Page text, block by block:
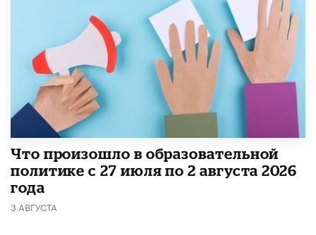
​Что произошло в образовательной
политике с 27 июля по 2 августа 2026
года
3 АВГУСТА